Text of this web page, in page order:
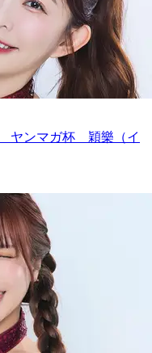
ヤンマガ杯 穎樂（イ